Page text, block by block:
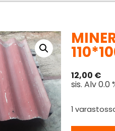
12,00 €
sis. Alv 0.0
1